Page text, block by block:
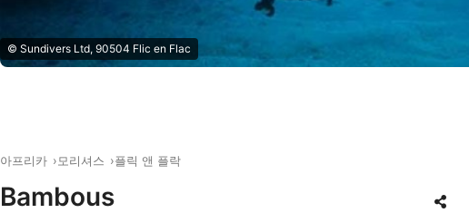
© Sundivers Ltd, 90504 Flic en Flac
아프리카 모리셔스 플릭 앤 플락
Bambous